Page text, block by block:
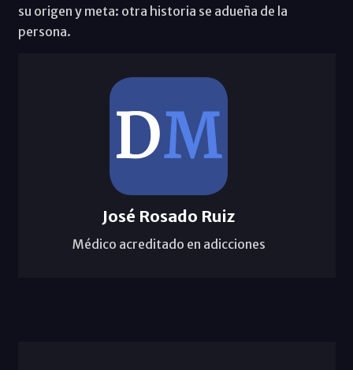
su origen y meta: otra historia se adueña de la
persona.
José Rosado Ruiz
Médico acreditado en adicciones